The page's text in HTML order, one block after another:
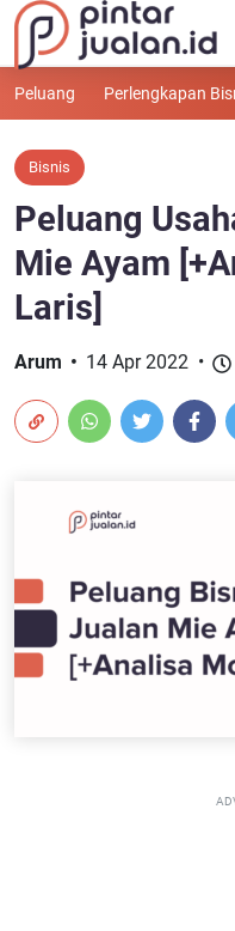
Peluang Perlengkapan
Bisnis
Peluang
Mie Ayam
Laris]
Arum 14 Apr 2022